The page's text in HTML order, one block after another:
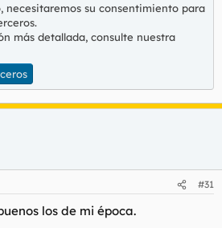
necesitaremos su consentimiento para
más detallada, consulte nuestra
#31
los de mi época.